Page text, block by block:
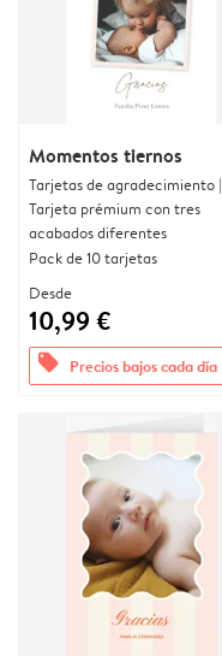
Momentos tiernos
Tarjetas de agradecimiento |
Tarjeta prémium con tres
acabados diferentes
Pack de 10 tarjetas
Desde
10,99 €
offers Precios bajos cada día